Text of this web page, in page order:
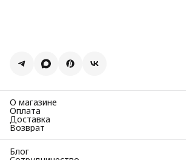
О магазине
Оплата
Доставка
Возврат
Блог